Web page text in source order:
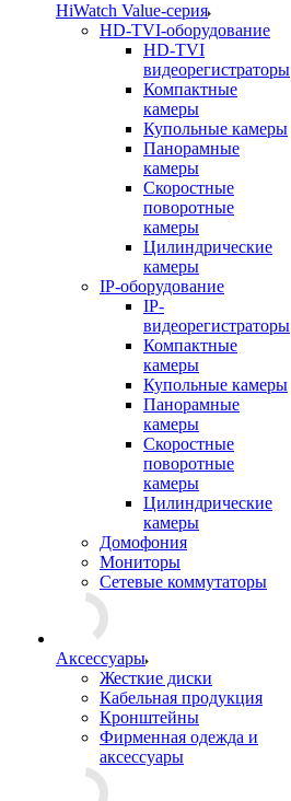
HiWatch Value-серия
HD-TVI-оборудование
HD-TVI
видеорегистраторы
Компактные
камеры
Купольные камеры
Панорамные
камеры
Скоростные
поворотные
камеры
Цилиндрические
камеры
IP-оборудование
IP-
видеорегистраторы
Компактные
камеры
Купольные камеры
Панорамные
камеры
Скоростные
поворотные
камеры
Цилиндрические
камеры
Домофония
Мониторы
Сетевые коммутаторы
Аксессуары
Жесткие диски
Кабельная продукция
Кронштейны
Фирменная одежда и
аксессуары